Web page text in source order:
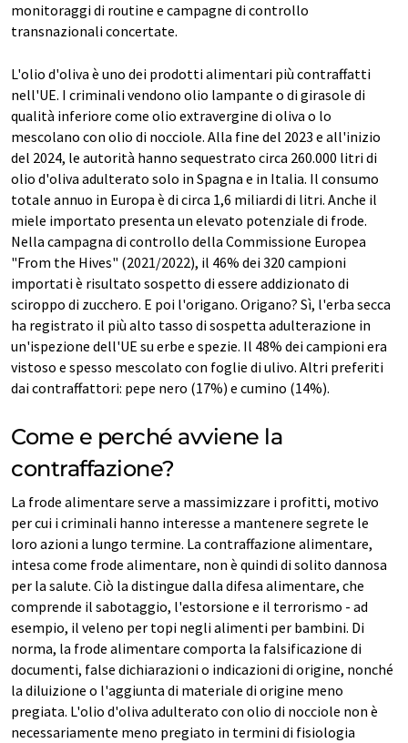
monitoraggi di routine e campagne di controllo
transnazionali concertate.
L'olio d'oliva è uno dei prodotti alimentari più contraffatti
nell'UE. I criminali vendono olio lampante o di girasole di
qualità inferiore come olio extravergine di oliva o lo
mescolano con olio di nocciole. Alla fine del 2023 e all'inizio
del 2024, le autorità hanno sequestrato circa 260.000 litri di
olio d'oliva adulterato solo in Spagna e in Italia. Il consumo
totale annuo in Europa è di circa 1,6 miliardi di litri. Anche il
miele importato presenta un elevato potenziale di frode.
Nella campagna di controllo della Commissione Europea
"From the Hives" (2021/2022), il 46% dei 320 campioni
importati è risultato sospetto di essere addizionato di
sciroppo di zucchero. E poi l'origano. Origano? Sì, l'erba secca
ha registrato il più alto tasso di sospetta adulterazione in
un'ispezione dell'UE su erbe e spezie. Il 48% dei campioni era
vistoso e spesso mescolato con foglie di ulivo. Altri preferiti
dai contraffattori: pepe nero (17%) e cumino (14%).
Come e perché avviene la
contraffazione?
La frode alimentare serve a massimizzare i profitti, motivo
per cui i criminali hanno interesse a mantenere segrete le
loro azioni a lungo termine. La contraffazione alimentare,
intesa come frode alimentare, non è quindi di solito dannosa
per la salute. Ciò la distingue dalla difesa alimentare, che
comprende il sabotaggio, l'estorsione e il terrorismo - ad
esempio, il veleno per topi negli alimenti per bambini. Di
norma, la frode alimentare comporta la falsificazione di
documenti, false dichiarazioni o indicazioni di origine, nonché
la diluizione o l'aggiunta di materiale di origine meno
pregiata. L'olio d'oliva adulterato con olio di nocciole non è
necessariamente meno pregiato in termini di fisiologia